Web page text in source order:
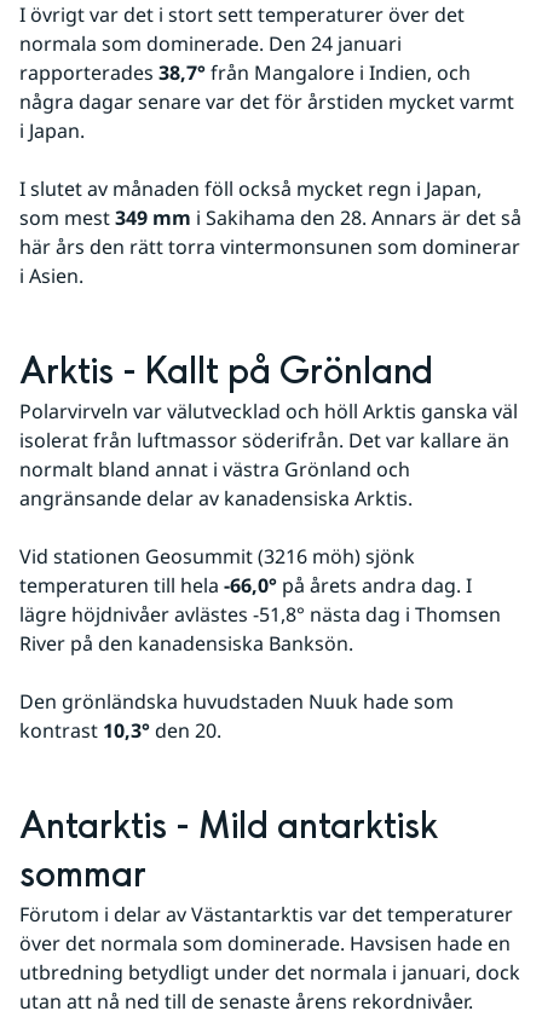
I övrigt var det i stort sett temperaturer över det
normala som dominerade. Den 24 januari
rapporterades 38,7° från Mangalore i Indien, och
några dagar senare var det för årstiden mycket varmt
i Japan.
I slutet av månaden föll också mycket regn i Japan,
som mest 349 mm i Sakihama den 28. Annars är det så
här års den rätt torra vintermonsunen som dominerar
i Asien.
Arktis - Kallt på Grönland
Polarvirveln var välutvecklad och höll Arktis ganska väl
isolerat från luftmassor söderifrån. Det var kallare än
normalt bland annat i västra Grönland och
angränsande delar av kanadensiska Arktis.
Vid stationen Geosummit (3216 möh) sjönk
temperaturen till hela -66,0° på årets andra dag. I
lägre höjdnivåer avlästes -51,8° nästa dag i Thomsen
River på den kanadensiska Banksön.
Den grönländska huvudstaden Nuuk hade som
kontrast 10,3° den 20.
Antarktis - Mild antarktisk
sommar
Förutom i delar av Västantarktis var det temperaturer
över det normala som dominerade. Havsisen hade en
utbredning betydligt under det normala i januari, dock
utan att nå ned till de senaste årens rekordnivåer.